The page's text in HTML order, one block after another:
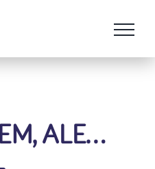
ALE…